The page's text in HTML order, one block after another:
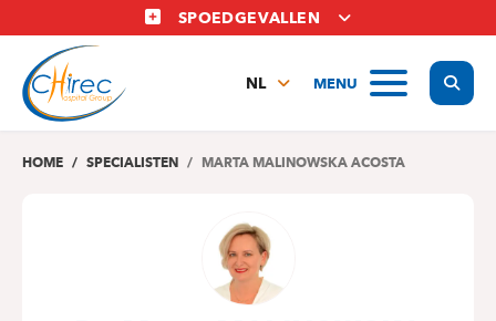
en
naar
inhoud
SPOEDGEVALLEN
MENU
NL
EN
HOME SPECIALISTEN MARTA MALINOWSKA ACOSTA